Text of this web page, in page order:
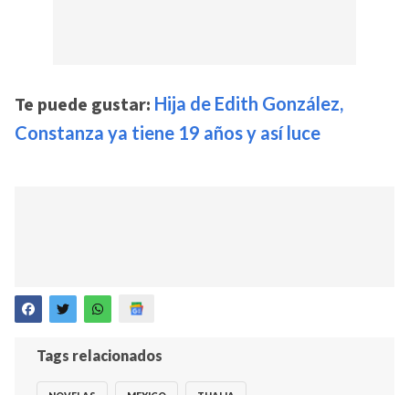
Te puede gustar: Hija de Edith González,
Constanza ya tiene 19 años y así luce
Tags relacionados